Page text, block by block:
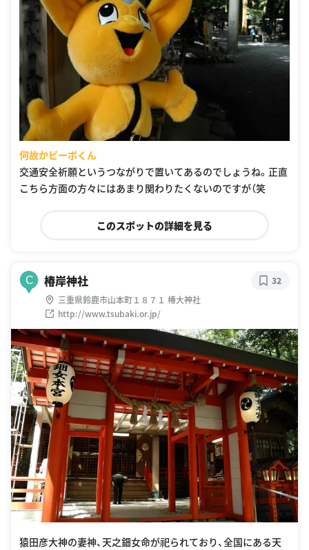
何故かピーポくん
交通安全祈願というつながりで置いてあるのでしょうね。正直
こちら方面の方々にはあまり関わりたくないのですが（笑
このスポットの詳細を見る
C 椿岸神社
三重県鈴鹿市山本町１８７１ 椿大神社
http://www.tsubaki.or.jp/
32
猿田彦大神の妻神、天之鈿女命が祀られており、全国にある天